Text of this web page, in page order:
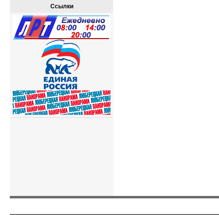
Ссылки